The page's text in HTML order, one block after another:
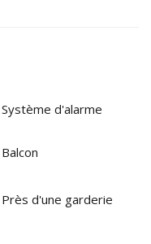
Système d'alarme
Balcon
Près d'une garderie